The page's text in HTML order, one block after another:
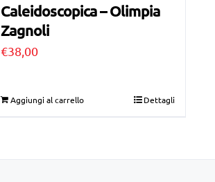
Caleidoscopica – Olimpia
Zagnoli
€38,00
Aggiungi al carrello Dettagli